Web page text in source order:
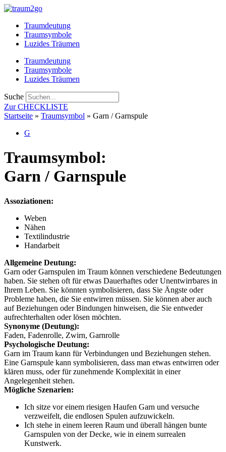
Zum
springenTraumdeutung
Traumsymbole
Luzides Träumen
Traumdeutung
Traumsymbole
Luzides Träumen
Suche
Zur CHECKLISTE
Startseite » Traumsymbol » Garn / Garnspule
G
Traumsymbol:
Garn / Garnspule
Assoziationen:
Weben
Nähen
Textilindustrie
Handarbeit
Allgemeine Deutung:
Garn oder Garnspulen im Traum können verschiedene Bedeutungen
haben. Sie stehen oft für etwas Dauerhaftes oder Unentwirrbares in
Ihrem Leben. Sie könnten symbolisieren, dass Sie Ängste oder
Probleme haben, die Sie entwirren müssen. Sie können aber auch
auf Beziehungen oder Bindungen hinweisen, die Sie entweder
aufrechterhalten oder lösen möchten.
Synonyme (Deutung):
Faden, Fadenrolle, Zwirn, Garnrolle
Psychologische Deutung:
Garn im Traum kann für Verbindungen und Beziehungen stehen.
Eine Garnspule kann symbolisieren, dass man etwas entwirren oder
klären muss, oder für zunehmende Komplexität in einer
Angelegenheit stehen.
Mögliche Szenarien:
Ich sitze vor einem riesigen Haufen Garn und versuche
verzweifelt, die endlosen Spulen aufzuwickeln.
Ich stehe in einem leeren Raum und überall hängen bunte
Garnspulen von der Decke, wie in einem surrealen
Kunstwerk.